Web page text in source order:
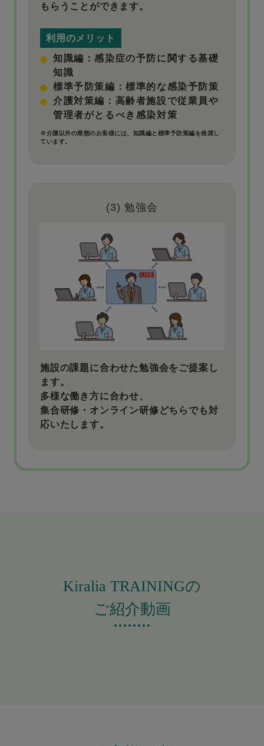
もらうことができます。
利用のメリット
知識編：感染症の予防に関する基礎
知識
標準予防策編：標準的な感染予防策
介護対策編：高齢者施設で従業員や
管理者がとるべき感染対策
※介護以外の業態のお客様には、知識編と標準予防策編を推奨し
ています。
(3) 勉強会
施設の課題に合わせた勉強会をご提案し
ます。
多様な働き方に合わせ、
集合研修・オンライン研修どちらでも対
応いたします。
Kiralia TRAININGの
ご紹介動画